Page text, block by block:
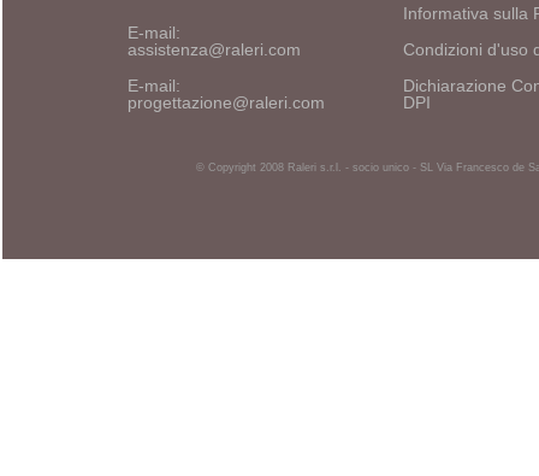
E-mail:
assistenza@raleri.com
E-mail:
progettazione@raleri.com
Informativa sulla
Condizioni d'uso
Dichiarazione
DPI
© Copyright 2008 Raleri s.r.l. - socio unico - SL Via Francesco de